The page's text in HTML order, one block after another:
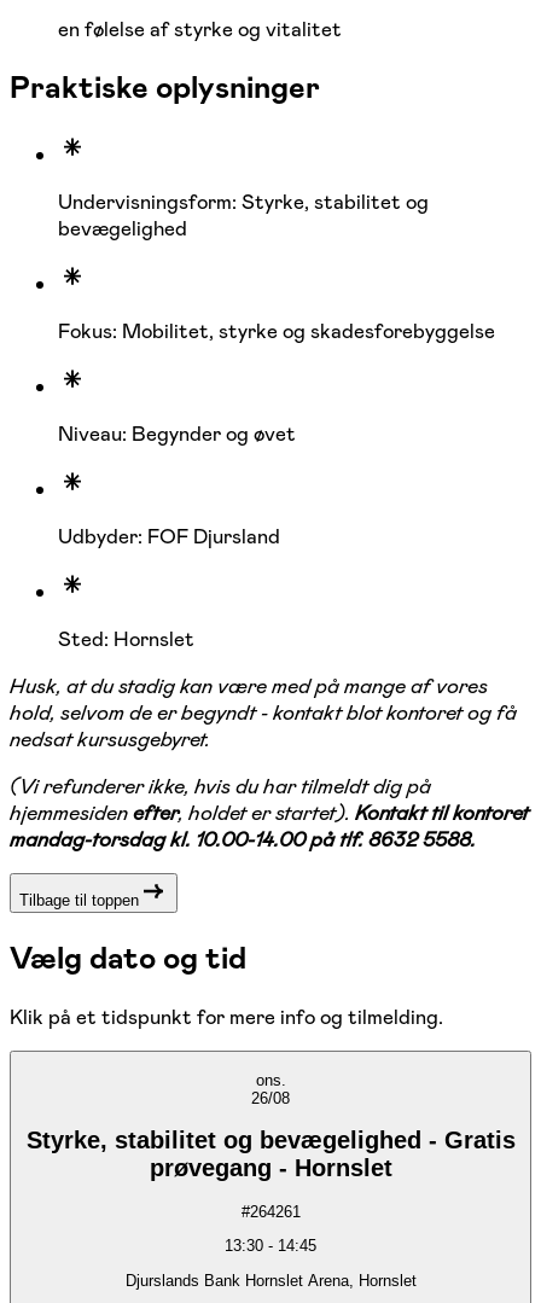
en følelse af styrke og vitalitet
Praktiske oplysninger
Undervisningsform: Styrke, stabilitet og
bevægelighed
Fokus: Mobilitet, styrke og skadesforebyggelse
Niveau: Begynder og øvet
Udbyder: FOF Djursland
Sted: Hornslet
Husk, at du stadig kan være med på mange af vores
hold, selvom de er begyndt - kontakt blot kontoret og få
nedsat kursusgebyret.
(Vi refunderer ikke, hvis du har tilmeldt dig på
hjemmesidenefter, holdet er startet). Kontakt til kontoret
mandag-torsdag kl. 10.00-14.00 på tlf. 8632 5588.
Tilbage til toppen
Vælg dato og tid
Klik på et tidspunkt for mere info og tilmelding.
ons.
26/08
Styrke, stabilitet og bevægelighed - Gratis
prøvegang - Hornslet
#264261
13:30 - 14:45
Djurslands Bank Hornslet Arena, Hornslet